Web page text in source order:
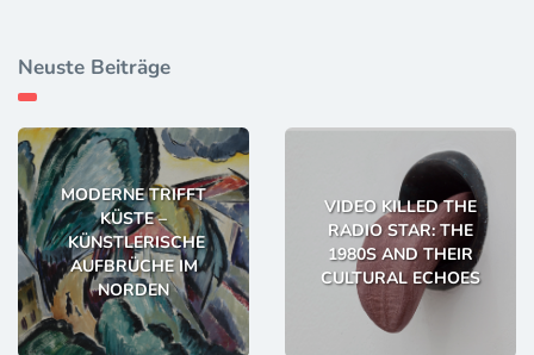
Neuste Beiträge
MODERNE TRIFFT
KÜSTE –
KÜNSTLERISCHE
AUFBRÜCHE IM
NORDEN
VIDEO KILLED THE
RADIO STAR: THE
1980S AND THEIR
CULTURAL ECHOES